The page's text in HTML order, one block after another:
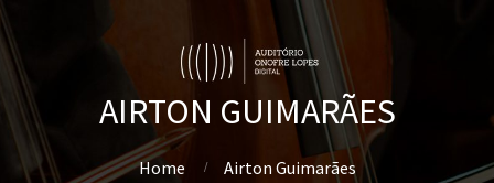
Legislação
Canais
AIRTON GUIMARÃES
Home Airton Guimarães